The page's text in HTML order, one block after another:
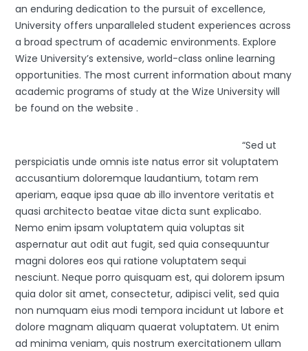
an enduring dedication to the pursuit of excellence,
University offers unparalleled student experiences across
a broad spectrum of academic environments. Explore
Wize University’s extensive, world-class online learning
opportunities. The most current information about many
academic programs of study at the Wize University will
be found on the website .
“Sed ut
perspiciatis unde omnis iste natus error sit voluptatem
accusantium doloremque laudantium, totam rem
aperiam, eaque ipsa quae ab illo inventore veritatis et
quasi architecto beatae vitae dicta sunt explicabo.
Nemo enim ipsam voluptatem quia voluptas sit
aspernatur aut odit aut fugit, sed quia consequuntur
magni dolores eos qui ratione voluptatem sequi
nesciunt. Neque porro quisquam est, qui dolorem ipsum
quia dolor sit amet, consectetur, adipisci velit, sed quia
non numquam eius modi tempora incidunt ut labore et
dolore magnam aliquam quaerat voluptatem. Ut enim
ad minima veniam, quis nostrum exercitationem ullam